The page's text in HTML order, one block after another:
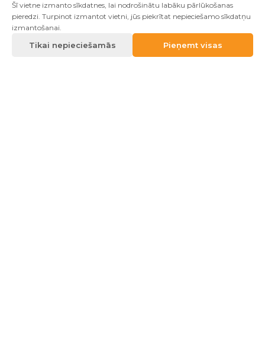
Šī vietne izmanto sīkdatnes, lai nodrošinātu labāku pārlūkošanas
pieredzi. Turpinot izmantot vietni, jūs piekrītat nepieciešamo sīkdatņu
izmantošanai.
Tikai nepieciešamās Pieņemt visas